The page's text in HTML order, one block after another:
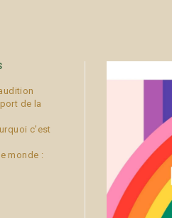
de la
c’est
monde :